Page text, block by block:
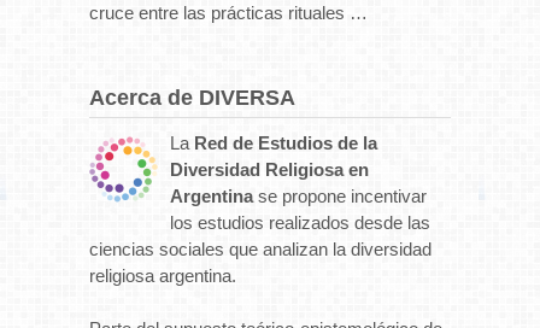
cruce entre las prácticas rituales …
Acerca de DIVERSA
La Red de Estudios de la
Diversidad Religiosa en
Argentinase propone incentivar
los estudios realizados desde las
ciencias sociales que analizan la diversidad
religiosa argentina.